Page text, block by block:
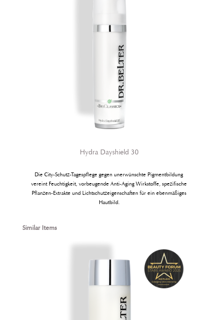
Hydra Dayshield 30
Die City-Schutz-Tagespflege gegen unerwünschte Pigmentbildung
vereint Feuchtigkeit, vorbeugende Anti-Aging Wirkstoffe, spe­zifische
Pflanzen-Extrakte und Lichtschutzeigenschaften für ein ebenmäßiges
Hautbild.
Produktgalerie überspringen
Similar Items